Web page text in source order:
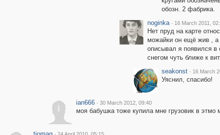
обозн. 2 фабрика.
noginka · 16 March 2011,
Нет пруд на карте
можайки он ещё жив , а
описывал я появился в
снегом чуть ближе к
seakonst · 16 March
Уяснил, спасибо!
i
ian666 · 30 March 2012, 09:40
моя бабушка тоже купила мне грузовик в этмо